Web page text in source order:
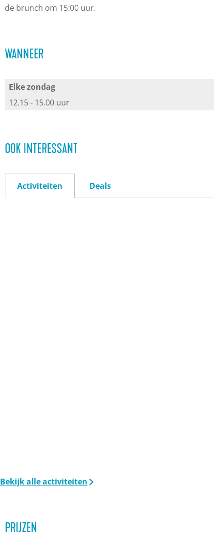
de brunch om 15:00 uur.
WANNEER
Elke zondag
12.15 - 15.00 uur
OOK INTERESSANT
Activiteiten Deals
Bekijk alle activiteiten
PRIJZEN